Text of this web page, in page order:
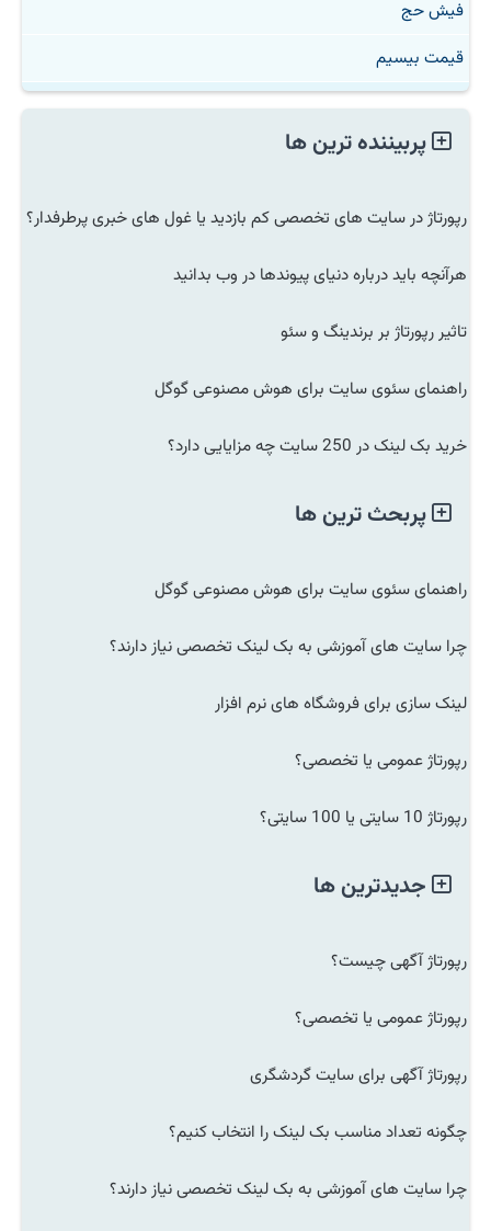
فیش حج
قیمت بیسیم
پربیننده ترین ها
رپورتاژ در سایت های تخصصی کم بازدید یا غول های خبری پرطرفدار؟
هرآنچه باید درباره دنیای پیوندها در وب بدانید
تاثیر رپورتاژ بر برندینگ و سئو
راهنمای سئوی سایت برای هوش مصنوعی گوگل
خرید بک لینک در 250 سایت چه مزایایی دارد؟
پربحث ترین ها
راهنمای سئوی سایت برای هوش مصنوعی گوگل
چرا سایت های آموزشی به بک لینک تخصصی نیاز دارند؟
لینک سازی برای فروشگاه های نرم افزار
رپورتاژ عمومی یا تخصصی؟
رپورتاژ 10 سایتی یا 100 سایتی؟
جدیدترین ها
رپورتاژ آگهی چیست؟
رپورتاژ عمومی یا تخصصی؟
رپورتاژ آگهی برای سایت گردشگری
چگونه تعداد مناسب بک لینک را انتخاب کنیم؟
چرا سایت های آموزشی به بک لینک تخصصی نیاز دارند؟